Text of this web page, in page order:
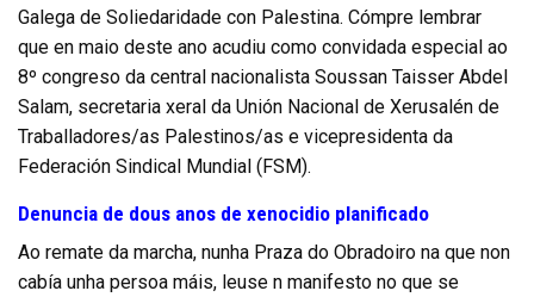
Galega de Soliedaridade con Palestina. Cómpre lembrar
que en maio deste ano acudiu como convidada especial ao
8º congreso da central nacionalista Soussan Taisser Abdel
Salam, secretaria xeral da Unión Nacional de Xerusalén de
Traballadores/as Palestinos/as e vicepresidenta da
Federación Sindical Mundial (FSM).
Denuncia de dous anos de xenocidio planificado
Ao remate da marcha, nunha Praza do Obradoiro na que non
cabía unha persoa máis, leuse n manifesto no que se